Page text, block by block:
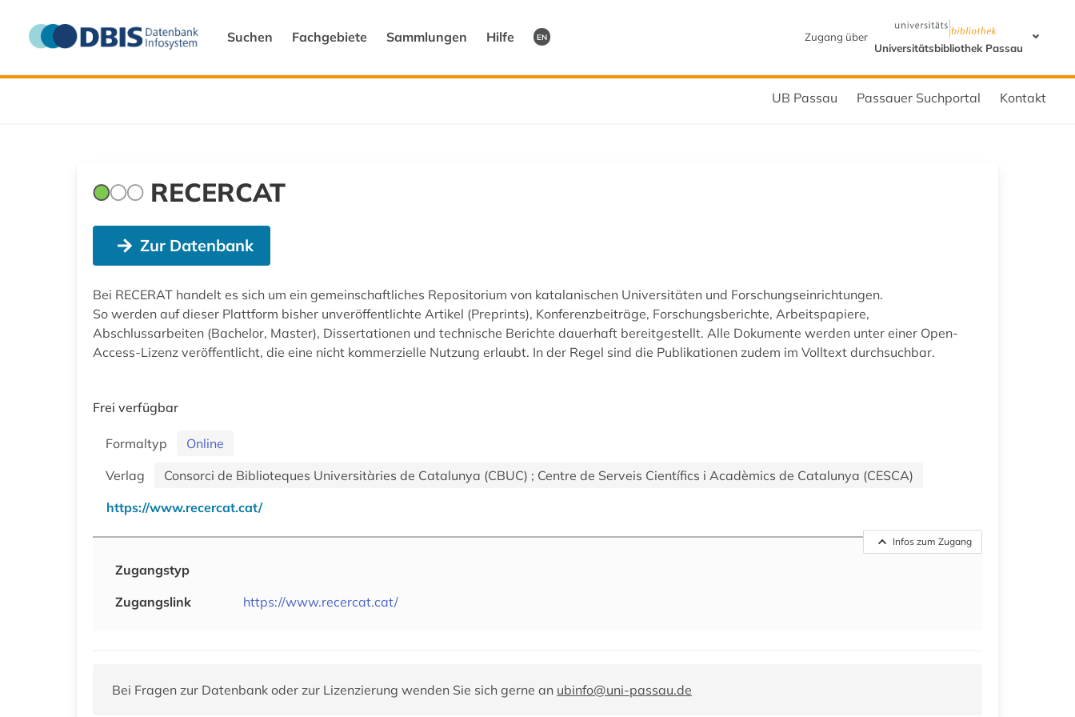
Suchen Fachgebiete Sammlungen Hilfe EN
Zugang über
Universitätsbibliothek Passau
UB Passau Passauer Suchportal Kontakt
RECERCAT
Zur Datenbank
Bei RECERAT handelt es sich um ein gemeinschaftliches Repositorium von katalanischen Universitäten und Forschungseinrichtungen.
So werden auf dieser Plattform bisher unveröffentlichte Artikel (Preprints), Konferenzbeiträge, Forschungsberichte, Arbeitspapiere,
Abschlussarbeiten (Bachelor, Master), Dissertationen und technische Berichte dauerhaft bereitgestellt. Alle Dokumente werden unter einer Open-
Access-Lizenz veröffentlicht, die eine nicht kommerzielle Nutzung erlaubt. In der Regel sind die Publikationen zudem im Volltext durchsuchbar.
Frei verfügbar
Formaltyp
Online
Verlag
Consorci de Biblioteques Universitàries de Catalunya (CBUC) ; Centre de Serveis Científics i Acadèmics de Catalunya (CESCA)
https://www.recercat.cat/
Infos zum Zugang
Zugangstyp
Zugangslink
https://www.recercat.cat/
Bei Fragen zur Datenbank oder zur Lizenzierung wenden Sie sich gerne an ubinfo@uni-passau.de